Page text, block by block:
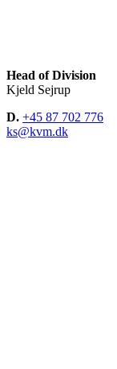
Head of Division
Kjeld Sejrup
D. +45 87 702 776
ks@kvm.dk